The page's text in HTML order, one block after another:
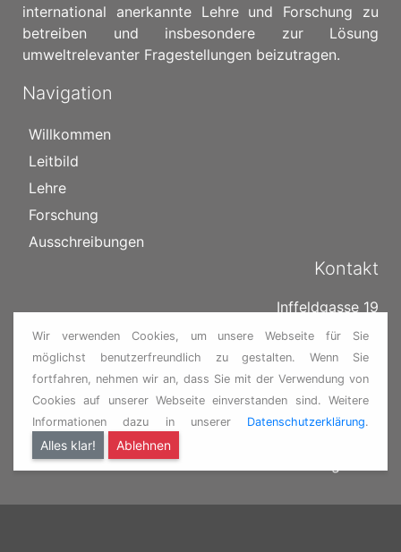
international anerkannte Lehre und Forschung zu
betreiben und insbesondere zur Lösung
umweltrelevanter Fragestellungen beizutragen.
Navigation
Willkommen
Leitbild
Lehre
Forschung
Ausschreibungen
Kontakt
Inffeldgasse 19
8010 Graz
Österreich
Tel.: +43 (316) 873 - 30001
Fax: +43 (316) 873 - 30002
Wir verwenden Cookies, um unsere Webseite für Sie
möglichst benutzerfreundlich zu gestalten. Wenn Sie
fortfahren, nehmen wir an, dass Sie mit der Verwendung von
Cookies auf unserer Webseite einverstanden sind. Weitere
Informationen dazu in unserer Datenschutzerklärung.
Alles klar! Ablehnen